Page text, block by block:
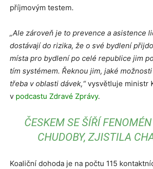
příjmovým testem.
„Ale zároveň je to prevence a asistence
dostávají do rizika, že o své bydlení
místa pro bydlení po celé republice jim
tím systémem. Řeknou jim, jaké
třeba v oblasti dávek,“vysvětluje ministr
v podcastu Zdravé Zprávy.
ČESKEM SE ŠÍŘÍ
CHUDOBY, ZJISTILA
Koaliční dohoda je na počtu 115